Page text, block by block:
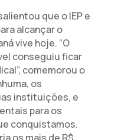
que o IEP e
alcançar o
vive hoje. “O
conseguiu ficar
comemorou o
os
instituições, e
para os
conquistamos.